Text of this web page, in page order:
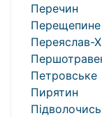
Перечин
Перещепине
Переяслав-
Петровське
Пирятин